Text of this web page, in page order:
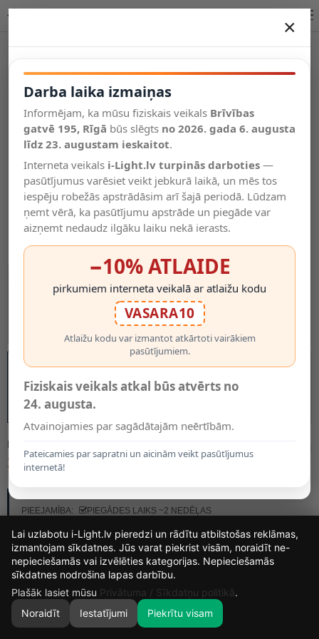
Salīdzināt
Vēlmju
saraksts
Valodas
0
MODELIS:
39.95€
PIEEJAMĪBA:
PIEGĀDES LAIKS ~2 NEDĒĻAS
KRĀSAS IZVĒLE
Melna
×
Darba laika izmaiņas
Informējam, ka mūsu fiziskais veikals Brīvības
gatvē 195, Rīgā būs slēgts no 2026. gada 6. augusta
līdz 23. augustam ieskaitot.
Interneta veikals i-Light.lv turpinās darboties —
pasūtījumus varēsiet veikt jebkurā laikā, un mēs tos
iespēju robežās apstrādāsim arī šajā periodā. Lūdzam
ņemt vērā, ka pasūtījumu apstrāde un piegāde var
aizņemt nedaudz ilgāku laiku nekā ierasts.
−10% ATLAIDE
pirkumiem interneta veikalā ar atlaižu kodu
VASARA10
Atlaižu kodu var izmantot atkārtoti vairākiem
pasūtījumiem.
Fiziskais veikals atkal būs atvērts no
24. augusta.
Atvainojamies par sagādātajām neērtībām.
Pateicamies par sapratni un aicinām veikt pasūtījumus
internetā!
12
DIENAS
4
STUNDAS
11
MIN.
7
Lai uzlabotu i-Light.lv pieredzi un rādītu atbilstošas reklāmas,
izmantojam sīkdatnes. Jūs varat piekrist visām, noraidīt ne-
nepieciešamās vai izvēlēties kategorijas. Nepieciešamās
sīkdatnes nodrošina lapas darbību.
Plašāk lasiet mūsu Privātuma / Sīkdatņu politikā.
Noraidīt
Iestatījumi Piekrītu visam